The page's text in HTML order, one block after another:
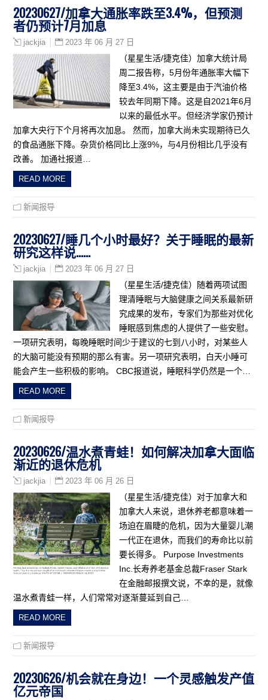
20230627/加拿大通胀率跌至3.4%，但预测
者仍预计7月加息
jackjia 2023 年 06 月 27 日
（星星生活/捷克佳）加拿大统计局
周二报告称，5月份年通胀率大幅下
降至3.4%，这主要是由于汽油价格
较去年同期下降。这是自2021年6月
以来的最低水平。但经济学家仍预计
加拿大央行下个月将再次加息。 然而，加拿大尚未实现期待已久
的食品通胀下降。杂货价格同比上涨9%，与4月份相比几乎没有
改善。 加通社报道…
READ MORE
新闻报导
20230627/睡几个小时最好？关于睡眠的最新
研究这样说……
jackjia 2023 年 06 月 27 日
（星星生活/捷克佳）随着两项试图
理清睡眠与大脑健康之间关系最新研
究成果的发布，专家们为那些对优化
睡眠感到焦虑的人提供了一些安慰。
一项研究表明，每晚睡眠时间少于建议的七到八小时，对某些人
的大脑可能没有预期的那么有害。另一项研究表明，白天小睡可
能会产生一些积极的影响。 CBC报道说，睡眠科学仍然是一个…
READ MORE
新闻报导
20230626/温水煮青蛙！如何解决加拿大面临
渐近的退休危机
jackjia 2023 年 06 月 26 日
（星星生活/捷克佳）对于加拿大和
加拿大人来说，退休养老都意味着一
场迫在眉睫的危机，因为大量婴儿潮
一代正在退休，而我们的寿命比以前
要长得多。 Purpose Investments
Inc.长寿养老基金总裁Fraser Stark
在金融邮报撰文说，不幸的是，就像
温水煮青蛙一样，人们常常对逐渐蔓延到自己…
READ MORE
新闻报导
20230626/机会就在身边！一个灵感触发产值
亿元帝国